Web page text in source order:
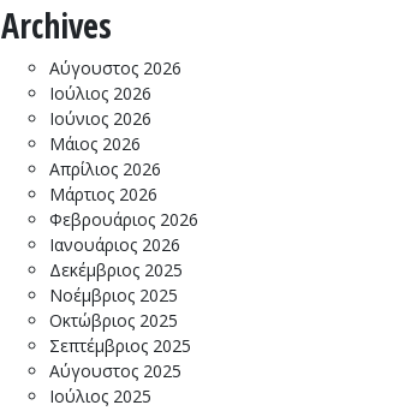
Archives
Αύγουστος 2026
Ιούλιος 2026
Ιούνιος 2026
Μάιος 2026
Απρίλιος 2026
Μάρτιος 2026
Φεβρουάριος 2026
Ιανουάριος 2026
Δεκέμβριος 2025
Νοέμβριος 2025
Οκτώβριος 2025
Σεπτέμβριος 2025
Αύγουστος 2025
Ιούλιος 2025